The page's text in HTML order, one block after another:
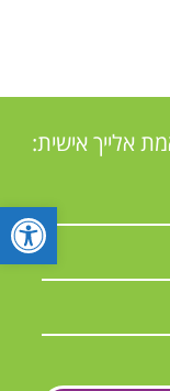
פתח
אלייך אישית: